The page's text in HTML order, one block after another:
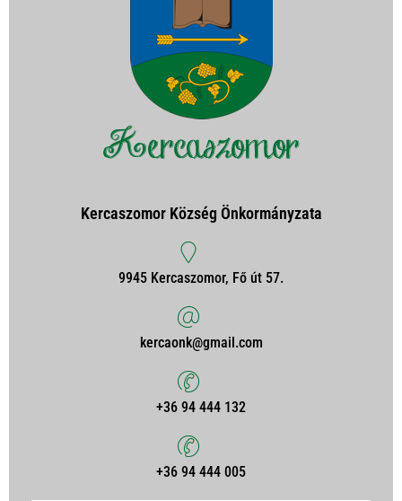
Kercaszomor Község Önkormányzata
9945 Kercaszomor, Fő út 57.
kercaonk@gmail.com
+36 94 444 132
+36 94 444 005